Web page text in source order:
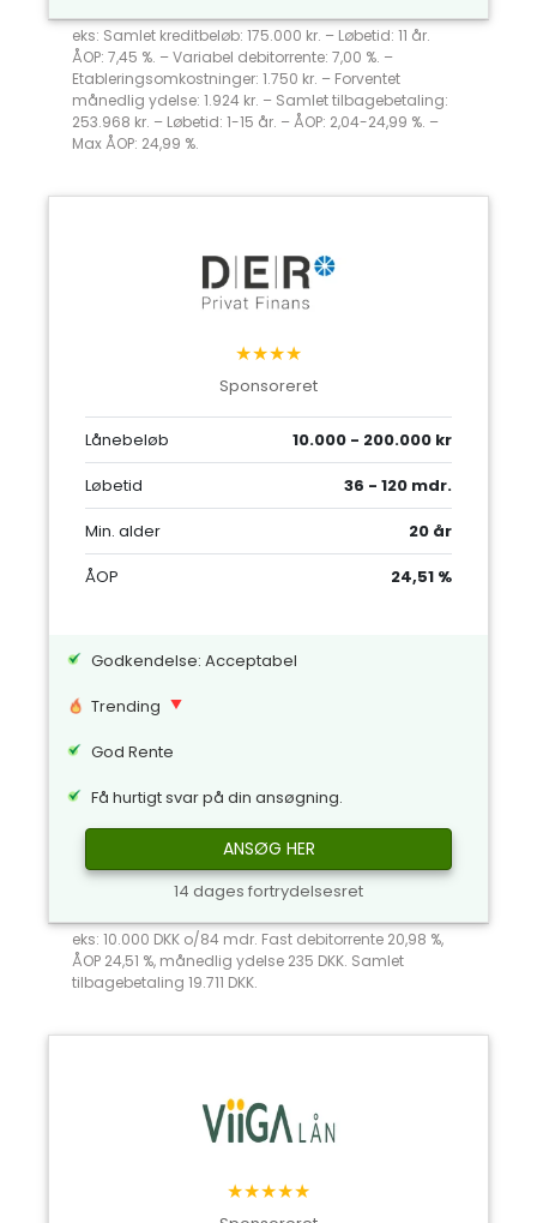
eks: Samlet kreditbeløb: 175.000 kr. – Løbetid: 11 år.
ÅOP: 7,45 %. – Variabel debitorrente: 7,00 %. –
Etableringsomkostninger: 1.750 kr. – Forventet
månedlig ydelse: 1.924 kr. – Samlet tilbagebetaling:
253.968 kr. – Løbetid: 1-15 år. – ÅOP: 2,04-24,99 %. –
Max ÅOP: 24,99 %.
★★★★
Sponsoreret
Lånebeløb
10.000 - 200.000 kr
Løbetid
36 - 120 mdr.
Min. alder
20 år
ÅOP
24,51 %
Godkendelse: Acceptabel
Trending
God Rente
Få hurtigt svar på din ansøgning.
ANSØG HER
14 dages fortrydelsesret
eks: 10.000 DKK o/84 mdr. Fast debitorrente 20,98 %,
ÅOP 24,51 %, månedlig ydelse 235 DKK. Samlet
tilbagebetaling 19.711 DKK.
★★★★★